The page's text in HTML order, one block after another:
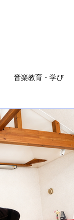
音楽教育・学び